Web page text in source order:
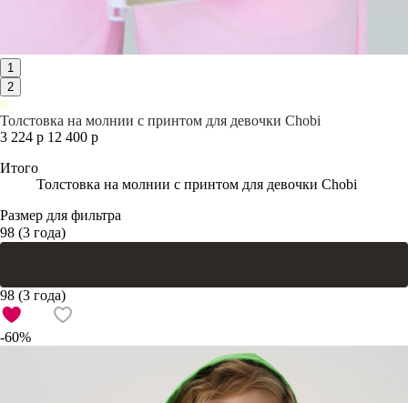
1
2
Толстовка на молнии с принтом для девочки Chobi
3 224 р 12 400 р
Итого
Толстовка на молнии с принтом для девочки Chobi
Размер для фильтра
98 (3 года)
98 (3 года)
-60%